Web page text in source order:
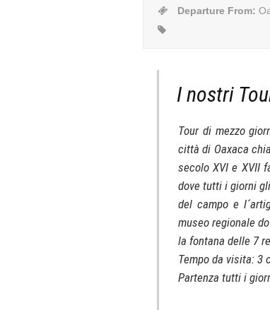
Departure From:
I nostri
Tour di mezzo
città di Oaxaca
secolo XVI e XVII
dove tutti i giorni
del campo e
museo regionale
la fontana delle 7
Tempo da visita: 3
Partenza tutti i